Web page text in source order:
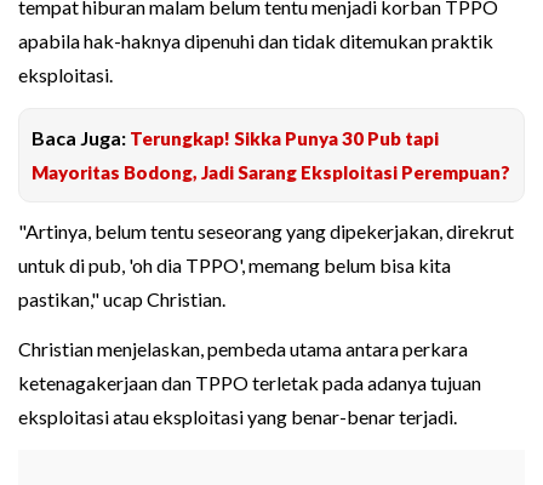
tempat hiburan malam belum tentu menjadi korban TPPO
apabila hak-haknya dipenuhi dan tidak ditemukan praktik
eksploitasi.
Baca Juga: Terungkap! Sikka Punya 30 Pub tapi
Mayoritas Bodong, Jadi Sarang Eksploitasi Perempuan?
"Artinya, belum tentu seseorang yang dipekerjakan, direkrut
untuk di pub, 'oh dia TPPO', memang belum bisa kita
pastikan," ucap Christian.
Christian menjelaskan, pembeda utama antara perkara
ketenagakerjaan dan TPPO terletak pada adanya tujuan
eksploitasi atau eksploitasi yang benar-benar terjadi.